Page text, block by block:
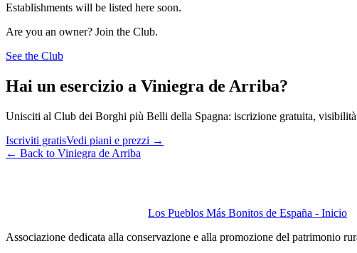
Establishments will be listed here soon.
Are you an owner? Join the Club.
See the Club
Hai un esercizio a Viniegra de Arriba?
Unisciti al Club dei Borghi più Belli della Spagna: iscrizione gratuita,
Iscriviti gratisVedi piani e prezzi →
← Back to Viniegra de Arriba
Los Pueblos Más Bonitos de España - Inicio
Associazione dedicata alla conservazione e alla promozione del patrimonio